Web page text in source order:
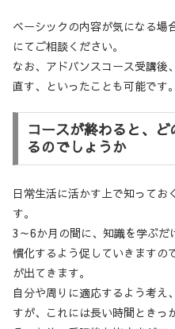
ベーシックの内容が気になる場
にてご相談ください。
なお、アドバンスコース受講後
直す、といったことも可能です。
コースが終わると、
るのでしょうか
日常生活に活かす上で知ってお
す。
3～6か月の間に、知識を学ぶ
慣化するよう促していきますの
が出てきます。
自分や周りに適応するよう考え
すが、これには長い時間ときっ